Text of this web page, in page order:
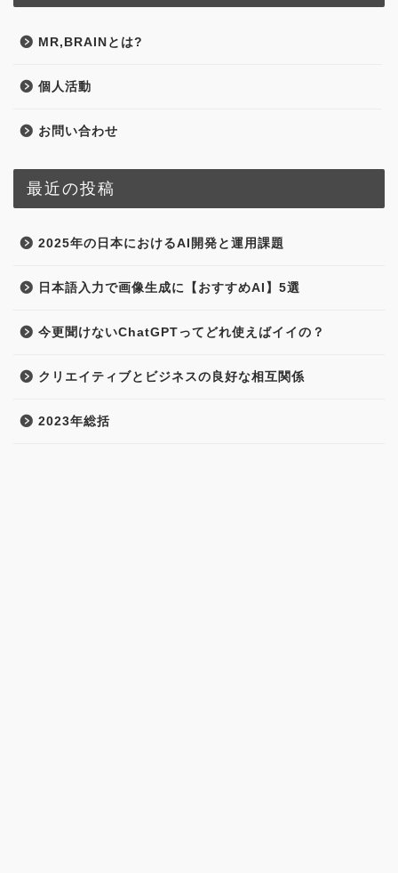
MR,BRAINとは?
個人活動
お問い合わせ
最近の投稿
2025年の日本におけるAI開発と運用課題
日本語入力で画像生成に【おすすめAI】5選
今更聞けないChatGPTってどれ使えばイイの？
クリエイティブとビジネスの良好な相互関係
2023年総括